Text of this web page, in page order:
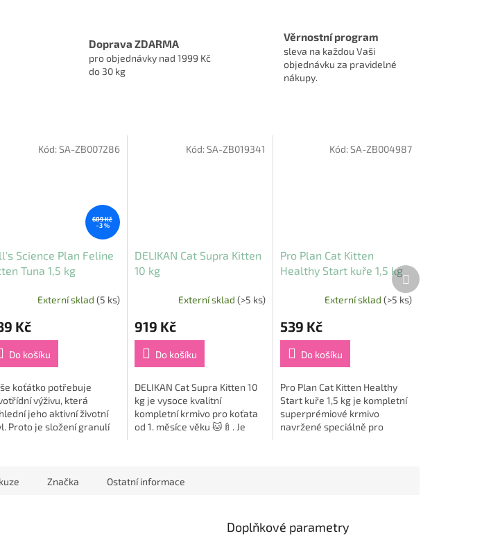
Doprava ZDARMA
pro objednávky nad 1999 Kč
do 30 kg
Věrnostní program
sleva na každou Vaši
objednávku za pravidelné
nákupy.
609 Kč
–3 %
Science Plan Feline
Tuna 1,5 kg
Externí sklad (5 ks)
Kč
Do košíku
koťátko potřebuje
výživu, která
jeho aktivní životní
Proto je složení granulí
Kód:SA-ZB007286
DELIKAN Cat Supra Kitten
10 kg
Externí sklad(>5 ks)
919 Kč
Do košíku
DELIKAN Cat Supra Kitten 10
kg je vysoce kvalitní
kompletní krmivo pro koťata
od 1. měsíce věku 🐱🍼. Je
Kód:SA-ZB019341
Pro Plan Cat Kitten
Healthy Start kuře 1,5 kg
Externí sklad (>5 ks)
539 Kč
Do košíku
Pro Plan Cat Kitten Healthy
Start kuře 1,5 kg je kompletní
superprémiové krmivo
navržené speciálně pro
Kód:SA-ZB004987
Další
produkt
Značka Ostatní informace
Doplňkové parametry